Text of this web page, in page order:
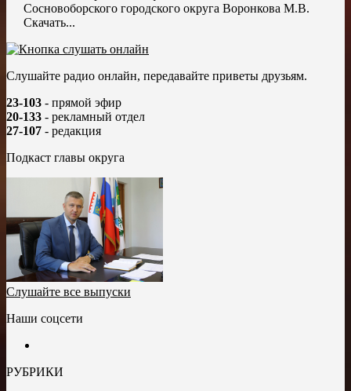
Сосновоборского городского округа Воронкова М.В.
Скачать...
Слушайте радио онлайн, передавайте приветы друзьям.
23-103 - прямой эфир
20-133 - рекламный отдел
27-107 - редакция
Подкаст главы округа
Слушайте все выпуски
Наши соцсети
РУБРИКИ